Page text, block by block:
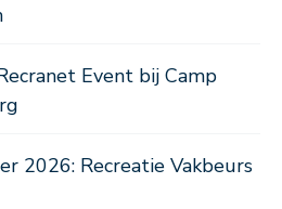
Event bij Camp
2026: Recreatie Vakbeurs